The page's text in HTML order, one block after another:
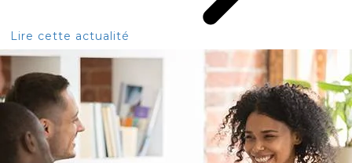
Lire cette actualité